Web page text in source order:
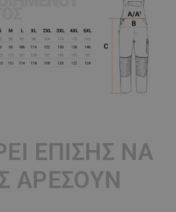
ΕΠΊΣΗΣ ΝΑ
ΑΡΈΣΟΥΝ